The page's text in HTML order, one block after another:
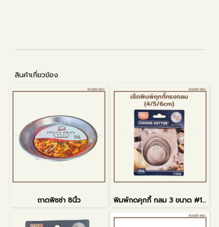
สินค้าเกี่ยวข้อง
ถาดพิซซ่า 8นิ้ว พิมพ์กดคุกกี้ กลม 3 ขนาด #1801-21